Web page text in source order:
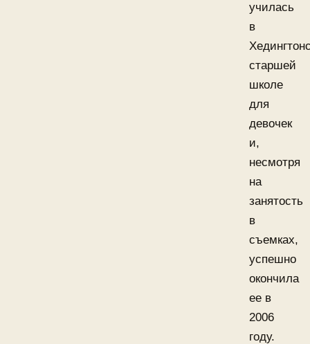
училась
в
старшей
школе
для
девочек
и,
несмотря
на
занятость
в
съемках,
успешно
окончила
ее в
2006
году.